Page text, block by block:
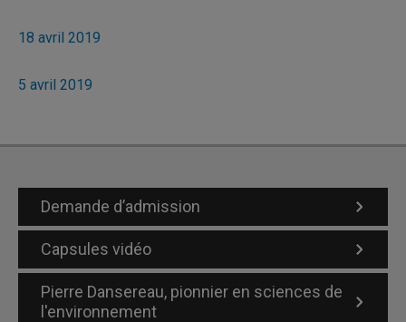
18 avril 2019
5 avril 2019
Demande d’admission
Capsules vidéo
Pierre Dansereau, pionnier en sciences de
l'environnement